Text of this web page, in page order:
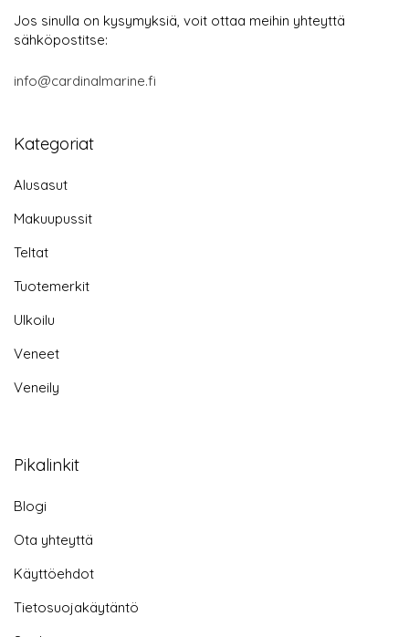
Jos sinulla on kysymyksiä, voit ottaa meihin yhteyttä
sähköpostitse:
info@cardinalmarine.fi
Kategoriat
Alusasut
Makuupussit
Teltat
Tuotemerkit
Ulkoilu
Veneet
Veneily
Pikalinkit
Blogi
Ota yhteyttä
Käyttöehdot
Tietosuojakäytäntö